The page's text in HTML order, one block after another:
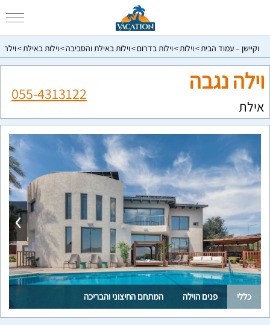
וקיישן – עמוד הבית וילות וילות בדרום וילות באילת והסביבה וילות באילת וילה
וילה נגבה
אילת
055-4313122
›
כללי פנים הוילה המתחם החיצוני והבריכה